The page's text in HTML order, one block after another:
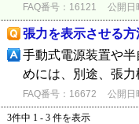
FAQ番号：16121 公開日
張力を表示させる
手動式電源装置や
めには、別途、張
FAQ番号：16672 公開日
3件中 1 - 3 件を表示